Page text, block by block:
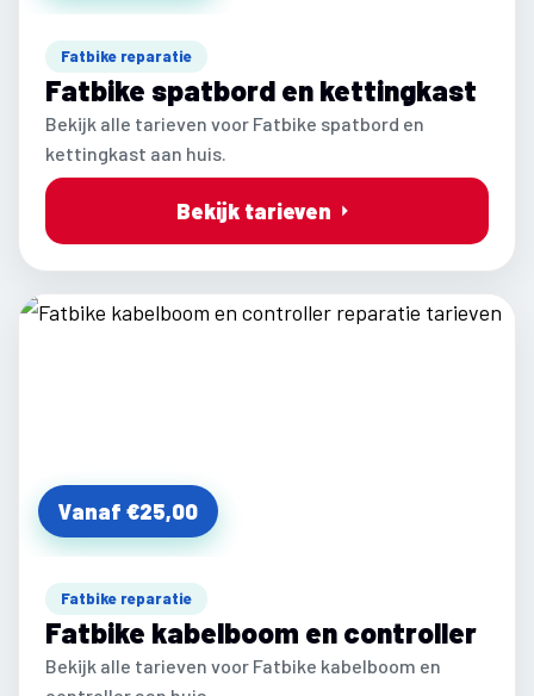
Fatbike reparatie
Fatbike spatbord en kettingkast
Bekijk alle tarieven voor Fatbike spatbord en
kettingkast aan huis.
Bekijk tarieven
Vanaf €25,00
Fatbike reparatie
Fatbike kabelboom en controller
Bekijk alle tarieven voor Fatbike kabelboom en